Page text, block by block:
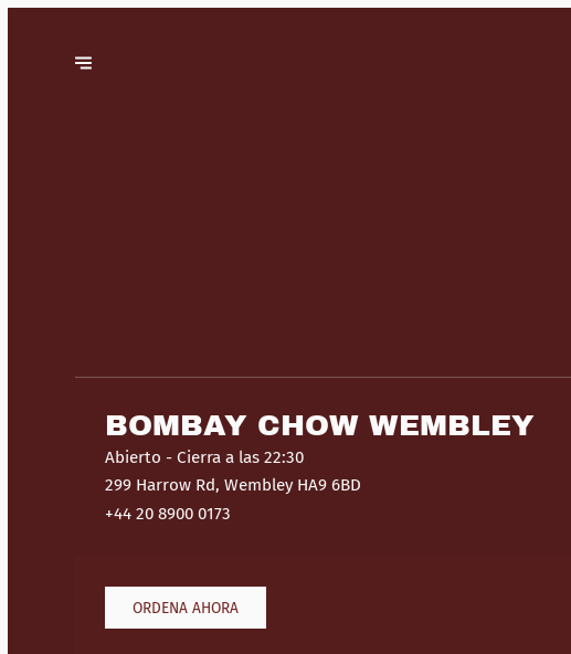
BOMBAY CHOW WEMBLEY
Abierto - Cierra a las 22:30
299 Harrow Rd, Wembley HA9 6BD
+44 20 8900 0173
ORDENA AHORA